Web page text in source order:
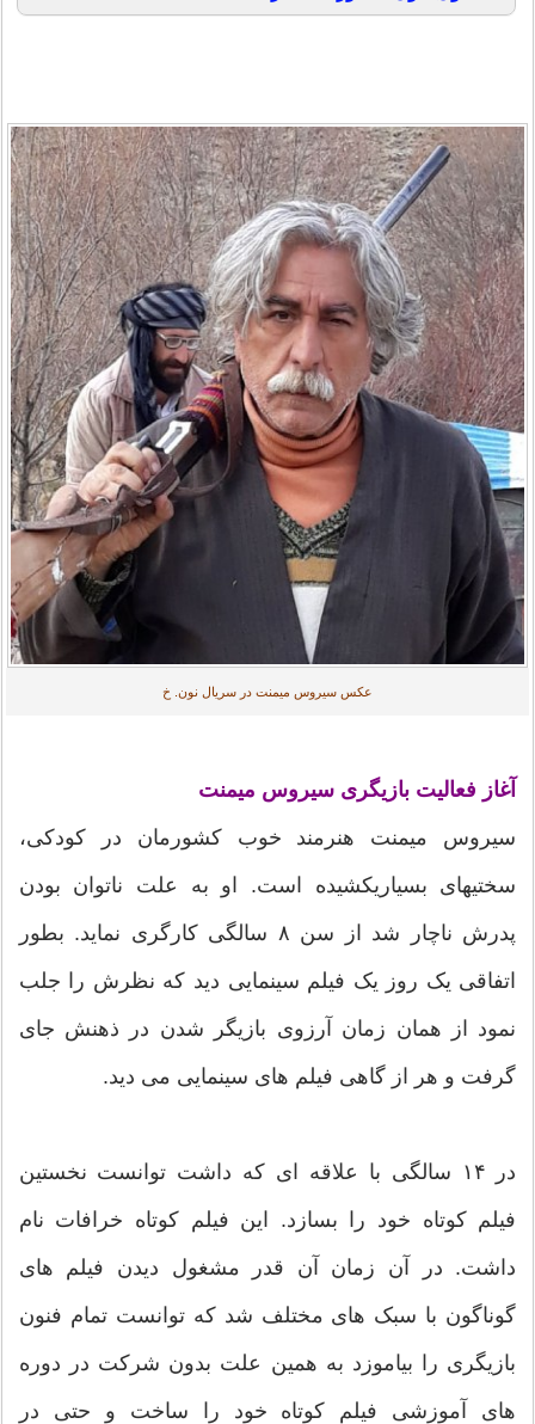
عکس سیروس میمنت در سریال نون. خ
آغاز فعالیت بازیگری سیروس میمنت
سیروس میمنت هنرمند خوب کشورمان در کودکی،
سختیهای بسياريکشیده است. او به علت ناتوان بودن
پدرش ناچار شد از سن ۸ سالگی کارگری نماید. بطور
اتفاقی یک روز یک فیلم سینمایی دید که نظرش را جلب
نمود از همان زمان آرزوی بازیگر شدن در ذهنش جای
گرفت و هر از گاهی فیلم های سینمایی می دید.
در ۱۴ سالگی با علاقه ای که داشت توانست نخستین
فیلم کوتاه خود را بسازد. این فیلم کوتاه خرافات نام
داشت. در آن زمان آن قدر مشغول دیدن فیلم های
گوناگون با سبک های مختلف شد که توانست تمام فنون
بازیگری را بیاموزد به همین علت بدون شرکت در دوره
های آموزشی فیلم کوتاه خود را ساخت و حتی در